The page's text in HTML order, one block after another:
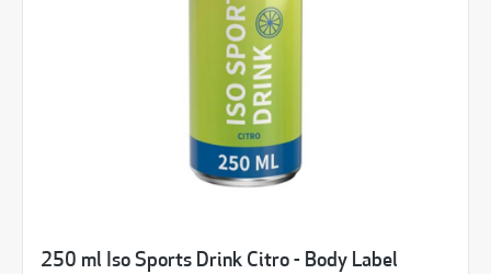
250 ml Iso Sports Drink Citro - Body Label